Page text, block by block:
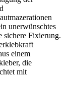
unerwünschtes
sichere Fixierung.
einem
die
mit